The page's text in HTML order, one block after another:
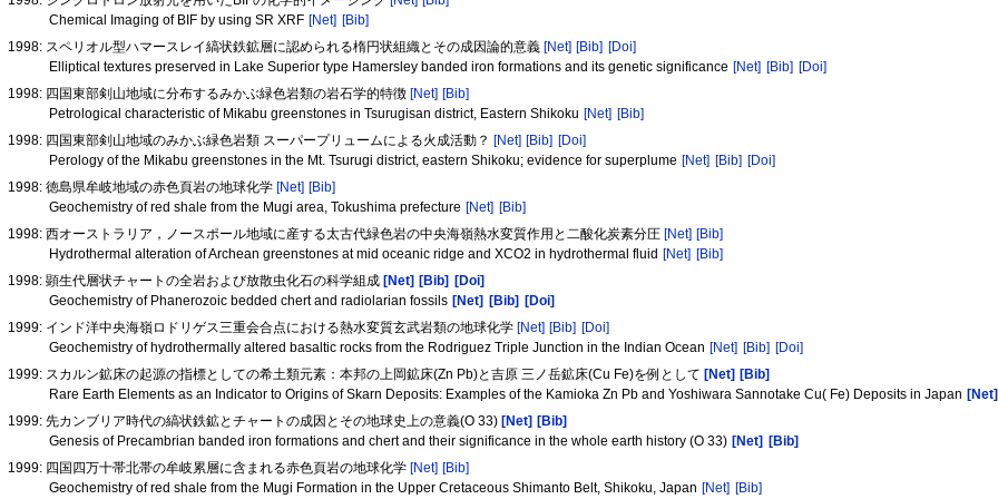
Chemical Imaging of BIF by using SR XRF [Net] [Bib]
1998: スペリオル型ハマースレイ縞状鉄鉱層に認められる楕円状組織とその成因論的意義 [Net] [Bib] [Doi]
Elliptical textures preserved in Lake Superior type Hamersley banded iron formations and its genetic significance [Net] [Bib] [Doi]
1998: 四国東部剣山地域に分布するみかぶ緑色岩類の岩石学的特徴 [Net] [Bib]
Petrological characteristic of Mikabu greenstones in Tsurugisan district, Eastern Shikoku [Net] [Bib]
1998: 四国東部剣山地域のみかぶ緑色岩類 スーパープリュームによる火成活動？ [Net] [Bib] [Doi]
Perology of the Mikabu greenstones in the Mt. Tsurugi district, eastern Shikoku; evidence for superplume [Net] [Bib] [Doi]
1998: 徳島県牟岐地域の赤色頁岩の地球化学 [Net] [Bib]
Geochemistry of red shale from the Mugi area, Tokushima prefecture [Net] [Bib]
1998: 西オーストラリア，ノースポール地域に産する太古代緑色岩の中央海嶺熱水変質作用と二酸化炭素分圧 [Net] [Bib]
Hydrothermal alteration of Archean greenstones at mid oceanic ridge and XCO2 in hydrothermal fluid [Net] [Bib]
1998: 顕生代層状チャートの全岩および放散虫化石の科学組成 [Net] [Bib]
[Doi]
Geochemistry of Phanerozoic bedded chert and radiolarian fossils [Net] [Bib]
[Doi]
1999: インド洋中央海嶺ロドリゲス三重会合点における熱水変質玄武岩類の地球化学 [Net] [Bib] [Doi]
Geochemistry of hydrothermally altered basaltic rocks from the Rodriguez Triple Junction in the Indian Ocean [Net] [Bib] [Doi]
1999: スカルン鉱床の起源の指標としての希土類元素：本邦の上岡鉱床(Zn Pb)と吉原 三ノ岳鉱床(Cu Fe)を例として [Net] [Bib]
Rare Earth Elements as an Indicator to Origins of Skarn Deposits: Examples of the Kamioka Zn Pb and Yoshiwara Sannotake Cu( Fe) Deposits in Japan [Net]
1999: 先カンブリア時代の縞状鉄鉱とチャートの成因とその地球史上の意義(O 33) [Net] [Bib]
Genesis of Precambrian banded iron formations and chert and their significance in the whole earth history (O 33) [Net]
[Bib]
1999: 四国四万十帯北帯の牟岐累層に含まれる赤色頁岩の地球化学 [Net] [Bib]
Geochemistry of red shale from the Mugi Formation in the Upper Cretaceous Shimanto Belt, Shikoku, Japan [Net] [Bib]